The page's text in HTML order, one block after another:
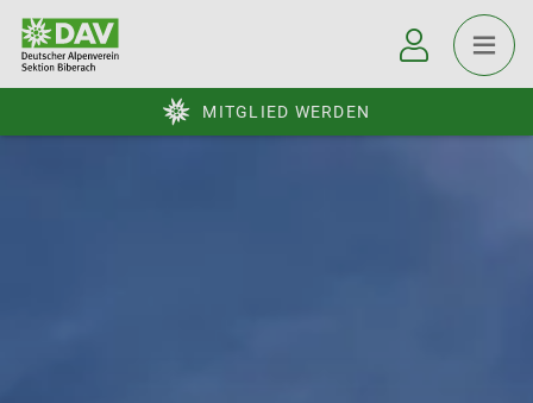
MITGLIED WERDEN